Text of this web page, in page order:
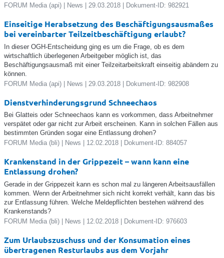
FORUM Media (api) | News | 29.03.2018 | Dokument-ID: 982921
Einseitige Herabsetzung des Beschäftigungsausmaßes
bei vereinbarter Teilzeitbeschäftigung erlaubt?
In dieser OGH-Entscheidung ging es um die Frage, ob es dem
wirtschaftlich überlegenen Arbeitgeber möglich ist, das
Beschäftigungsausmaß mit einer Teilzeitarbeitskraft einseitig abändern zu
können.
FORUM Media (api) | News | 29.03.2018 | Dokument-ID: 982908
Dienstverhinderungsgrund Schneechaos
Bei Glatteis oder Schneechaos kann es vorkommen, dass Arbeitnehmer
verspätet oder gar nicht zur Arbeit erscheinen. Kann in solchen Fällen aus
bestimmten Gründen sogar eine Entlassung drohen?
FORUM Media (bli) | News | 12.02.2018 | Dokument-ID: 884057
Krankenstand in der Grippezeit – wann kann eine
Entlassung drohen?
Gerade in der Grippezeit kann es schon mal zu längeren Arbeitsausfällen
kommen. Wenn der Arbeitnehmer sich nicht korrekt verhält, kann das bis
zur Entlassung führen. Welche Meldepflichten bestehen während des
Krankenstands?
FORUM Media (bli) | News | 12.02.2018 | Dokument-ID: 976603
Zum Urlaubszuschuss und der Konsumation eines
übertragenen Resturlaubs aus dem Vorjahr